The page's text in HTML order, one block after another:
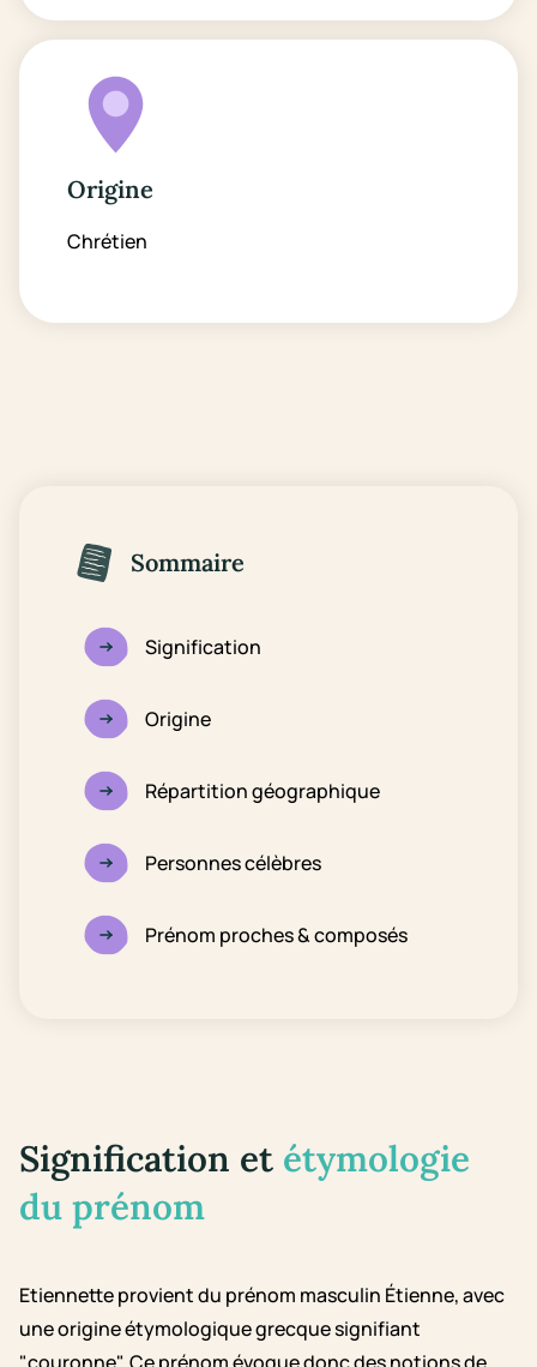
Origine
Chrétien
Sommaire
Signification
Origine
Répartition géographique
Personnes célèbres
Prénom proches & composés
Signification et étymologie
du prénom
Etiennette provient du prénom masculin Étienne, avec
une origine étymologique grecque signifiant